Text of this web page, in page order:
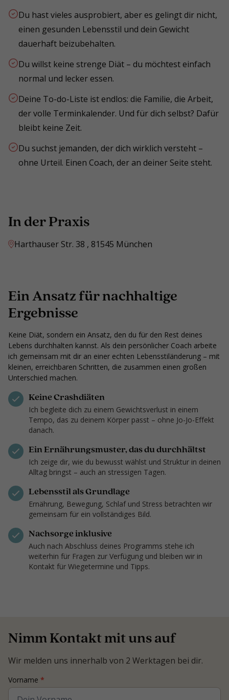
Du hast vieles ausprobiert, aber es gelingt dir nicht,
einen gesunden Lebensstil und dein Gewicht
dauerhaft beizubehalten.
Du willst keine strenge Diät – du möchtest einfach
normal und lecker essen.
Deine To-do-Liste ist endlos: die Familie, die Arbeit,
der volle Terminkalender. Und für dich selbst? Dafür
bleibt keine Zeit.
Du suchst jemanden, der dich wirklich versteht –
ohne Urteil. Einen Coach, der an deiner Seite steht.
In der Praxis
Harthauser Str. 38 , 81545 München
Ein Ansatz für nachhaltige
Ergebnisse
Keine Diät, sondern ein Ansatz, den du für den Rest deines
Lebens durchhalten kannst. Als dein persönlicher Coach arbeite
ich gemeinsam mit dir an einer echten Lebensstiländerung – mit
kleinen, erreichbaren Schritten, die zusammen einen großen
Unterschied machen.
Keine Crashdiäten
Ich begleite dich zu einem Gewichtsverlust in einem
Tempo, das zu deinem Körper passt – ohne Jo-Jo-Effekt
danach.
Ein Ernährungsmuster, das du durchhältst
Ich zeige dir, wie du bewusst wählst und Struktur in deinen
Alltag bringst – auch an stressigen Tagen.
Lebensstil als Grundlage
Ernährung, Bewegung, Schlaf und Stress betrachten wir
gemeinsam für ein vollständiges Bild.
Nachsorge inklusive
Auch nach Abschluss deines Programms stehe ich
weiterhin für Fragen zur Verfügung und bleiben wir in
Kontakt für Wiegetermine und Tipps.
Nimm Kontakt mit uns auf
Wir melden uns innerhalb von 2 Werktagen bei dir.
Contact
Coach
Vorname *